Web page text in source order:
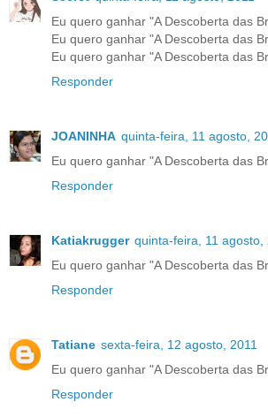
Eu quero ganhar "A Descoberta das
Eu quero ganhar "A Descoberta das
Eu quero ganhar "A Descoberta das
Responder
JOANINHA quinta-feira, 11 agosto,
Eu quero ganhar "A Descoberta das
Responder
Katiakrugger quinta-feira, 11 agosto,
Eu quero ganhar "A Descoberta das
Responder
Tatiane sexta-feira, 12 agosto, 2011
Eu quero ganhar "A Descoberta das
Responder